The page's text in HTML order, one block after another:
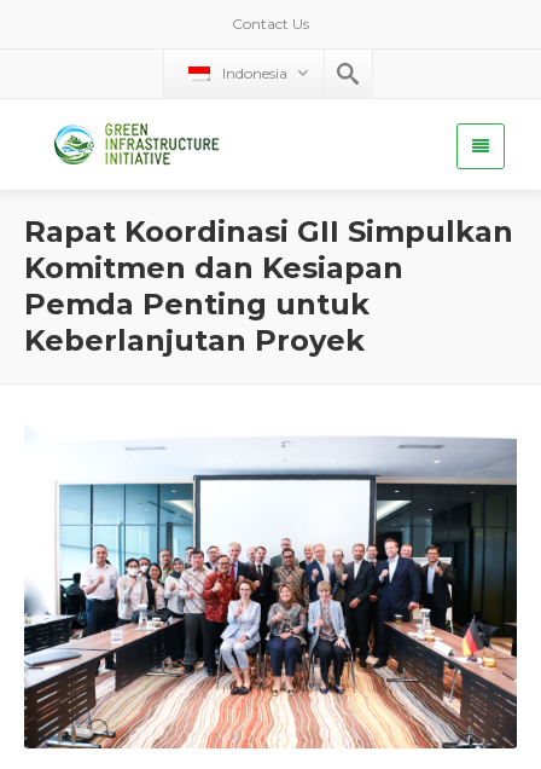
Contact Us
Indonesia
Rapat Koordinasi GII Simpulkan
Komitmen dan Kesiapan
Pemda Penting untuk
Keberlanjutan Proyek